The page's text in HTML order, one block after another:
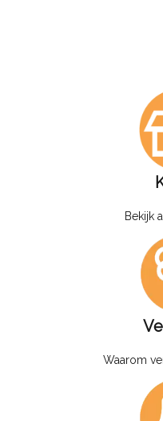
Bekijk
Waarom